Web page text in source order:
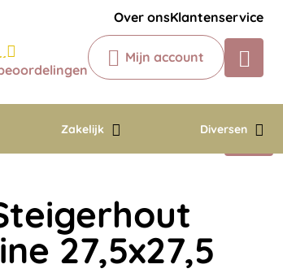
Over onsKlantenservice
Mijn account
Zakelijk Diversen
Chatbot
Chat 24/7 met onze chatbot voor
Contact
27,5x27,5